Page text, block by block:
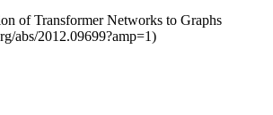
of Transformer Networks to Graphs
abs/2012.09699?amp=1)